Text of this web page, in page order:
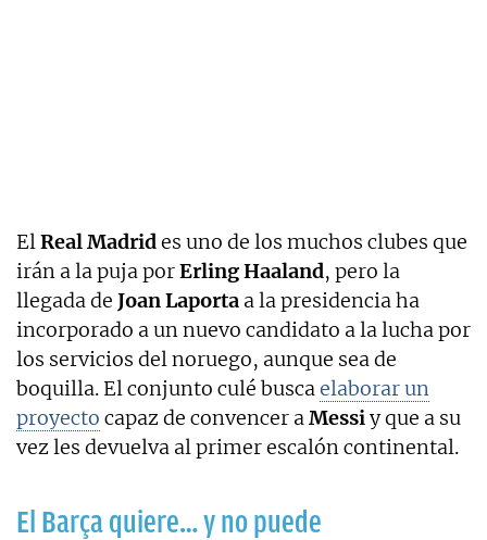
ElReal Madrides uno de los muchos clubes que
irán a la puja porErling Haaland, pero la
llegada de Joan Laporta a la presidencia ha
incorporado a un nuevo candidato a la lucha por
los servicios del noruego, aunque sea de
boquilla. El conjunto culé buscaelaborar un
proyecto capaz de convencer aMessiy que a su
vez les devuelva al primer escalón continental.
El Barça quiere… y no puede